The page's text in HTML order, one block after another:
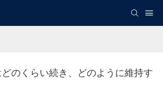
のくらい続き、どのように維持す